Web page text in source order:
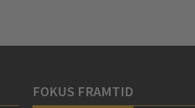
FOKUS FRAMTID